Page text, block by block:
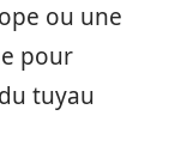
ou une
pour
tuyau